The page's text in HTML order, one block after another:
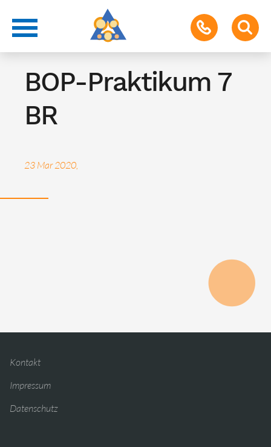
Termin für Schüler & Eltern
BOP-Praktikum 7
BR
23 Mar 2020,
Kontakt
Impressum
Datenschutz